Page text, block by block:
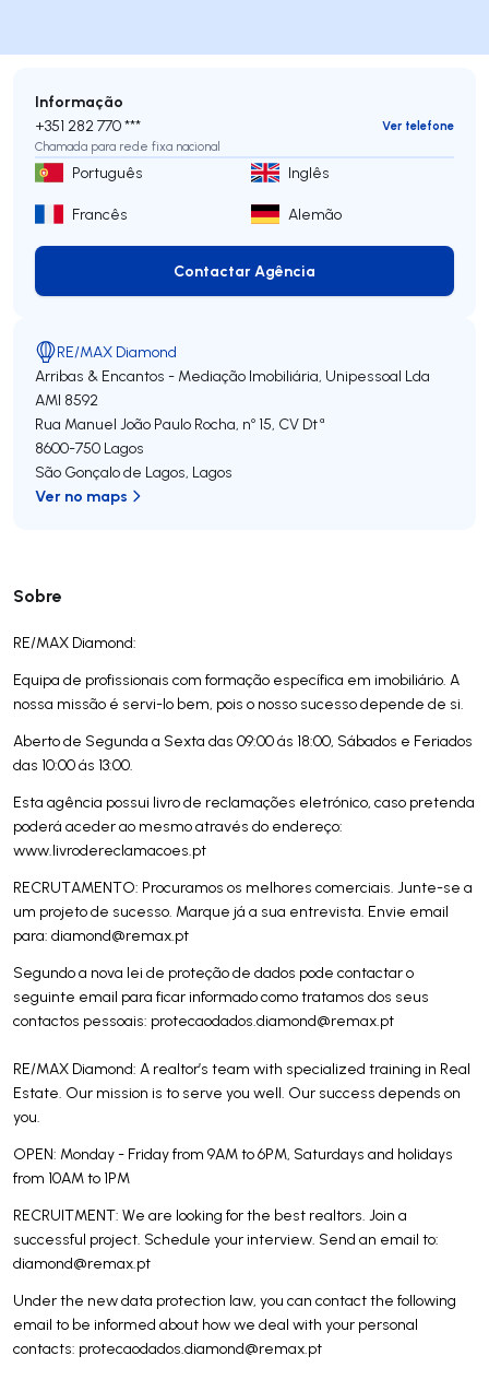
Sobre
RE/MAX Diamond:
Equipa de profissionais com formação específica em imobiliário. A
nossa missão é servi-lo bem, pois o nosso sucesso depende de si.
Aberto de Segunda a Sexta das 09:00 ás 18:00, Sábados e Feriados
das 10:00 ás 13:00.
Esta agência possui livro de reclamações eletrónico, caso pretenda
poderá aceder ao mesmo através do endereço:
www.livrodereclamacoes.pt
RECRUTAMENTO: Procuramos os melhores comerciais. Junte-se a
um projeto de sucesso. Marque já a sua entrevista. Envie email
para: diamond@remax.pt
Segundo a nova lei de proteção de dados pode contactar o
seguinte email para ficar informado como tratamos dos seus
contactos pessoais: protecaodados.diamond@remax.pt
RE/MAX Diamond: A realtor’s team with specialized training in Real
Estate. Our mission is to serve you well. Our success depends on
you.
OPEN: Monday - Friday from 9AM to 6PM, Saturdays and holidays
from 10AM to 1PM
RECRUITMENT: We are looking for the best realtors. Join a
successful project. Schedule your interview. Send an email to:
diamond@remax.pt
Under the new data protection law, you can contact the following
email to be informed about how we deal with your personal
contacts: protecaodados.diamond@remax.pt
Informação
+351 282 770 ***
Ver telefone
Chamada para rede fixa nacional
Português Inglês
Francês Alemão
Contactar Agência
Contactar Agência
RE/MAX Diamond
Arribas & Encantos - Mediação Imobiliária, Unipessoal Lda
AMI 8592
Rua Manuel João Paulo Rocha, nº 15, CV Dtª
8600-750 Lagos
São Gonçalo de Lagos, Lagos
Ver no maps